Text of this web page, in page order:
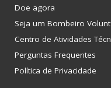
Doe agora
Seja um Bombeiro
Centro de Atividades
Perguntas Frequentes
Política de Privacidade